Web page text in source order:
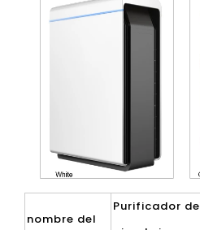
nombre del
Purificador de